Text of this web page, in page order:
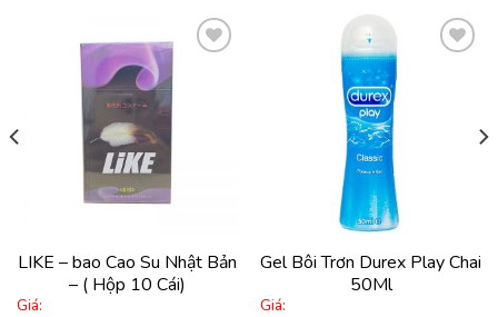
LIKE – bao Cao Su Nhật Bản
– ( Hộp 10 Cái)
Giá:
Gel Bôi Trơn Durex Play Chai
50Ml
Giá: